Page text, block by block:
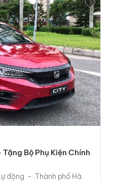
Bộ Phụ Kiện Chính
động
Thành phố Hà